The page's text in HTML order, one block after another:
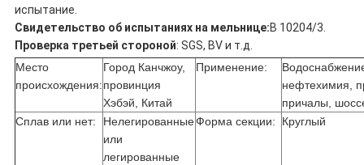
испытание.
Свидетельство об испытаниях на мельнице:В 10204/3.
Проверка третьей стороной: SGS, BV и т.д.
Место
происхождения:
Город Канчжоу,
провинция
Хэбэй, Китай
Применение:
нефтехимия,
причалы,
Сплав или нет:
Нелегированные
или
легированные
Форма секции: Круглый